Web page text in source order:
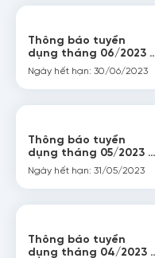
Thông báo tuyển
dụng tháng 06/2023 (
Hiroshimaken – Nhật
Bản )
Ngày hết hạn: 30/06/2023
Thông báo tuyển
dụng tháng 05/2023 (
Aichiken – Nhật Bản )
Ngày hết hạn: 31/05/2023
Thông báo tuyển
dụng tháng 04/2023 (
Số điện thoại
Email